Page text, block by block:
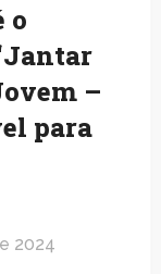
o
–
para
2024